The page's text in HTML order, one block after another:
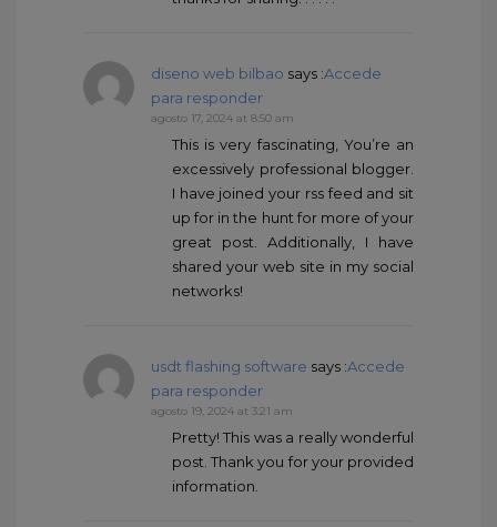
diseno web bilbao says :Accede
para responder
agosto 17, 2024 at 8:50 am
This is very fascinating, You’re an
excessively professional blogger.
I have joined your rss feed and sit
up for in the hunt for more of your
great post. Additionally, I have
shared your web site in my social
networks!
usdt flashing software says :Accede
para responder
agosto 19, 2024 at 3:21 am
Pretty! This was a really wonderful
post. Thank you for your provided
information.